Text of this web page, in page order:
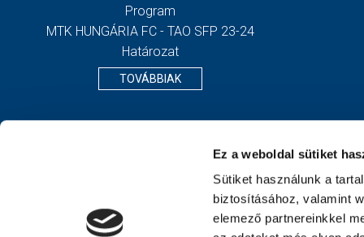
Ez a weboldal sütiket
Sütiket használunk a
biztosításához, valamint
elemező partnereinkkel
Program
MTK HUNGÁRIA FC - TAO SFP 23-24
Határozat
TOVÁBBIAK